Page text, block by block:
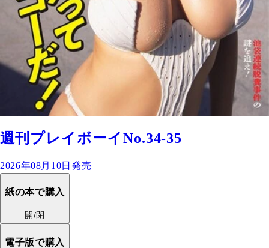
週刊プレイボーイNo.34-35
2026年08月10日発売
紙の本で購入
開/閉
電子版で購入